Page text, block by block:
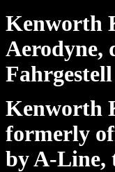
Kenworth
Aerodyne,
Kenworth
formerly
by A-Line,